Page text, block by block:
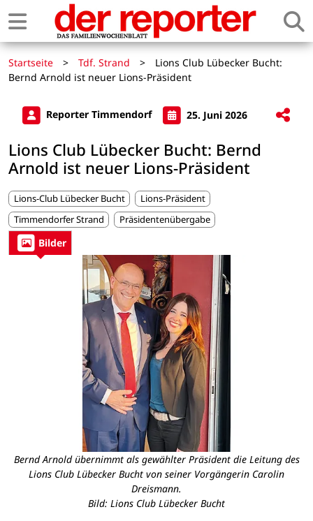
Startseite > Tdf. Strand >
Lions Club Lübecker Bucht:
Bernd Arnold ist neuer Lions-Präsident
Reporter Timmendorf 25. Juni 2026
Lions Club Lübecker Bucht: Bernd
Arnold ist neuer Lions-Präsident
Lions-Club Lübecker Bucht
Lions-Präsident
Timmendorfer Strand
Präsidentenübergabe
Bilder
Bernd Arnold übernimmt als gewählter Präsident die Leitung des
Lions Club Lübecker Bucht von seiner Vorgängerin Carolin
Dreismann.
Bild: Lions Club Lübecker Bucht